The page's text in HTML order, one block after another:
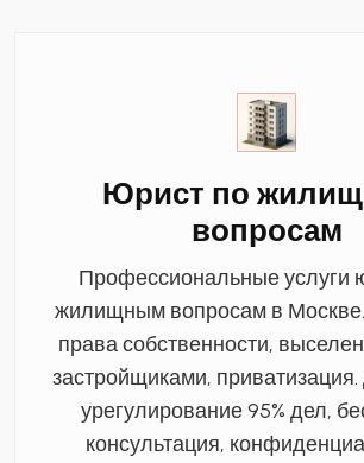
Юрист по
вопросам
Профессиональные услуги
жилищным вопросам в
права собственности,
застройщиками,
урегулирование 95% дел,
консультация,